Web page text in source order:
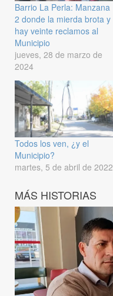
Barrio La Perla: Manzana
2 donde la mierda brota y
hay veinte reclamos al
Municipio
jueves, 28 de marzo de
2024
Todos los ven, ¿y el
Municipio?
martes, 5 de abril de 2022
MÁS HISTORIAS